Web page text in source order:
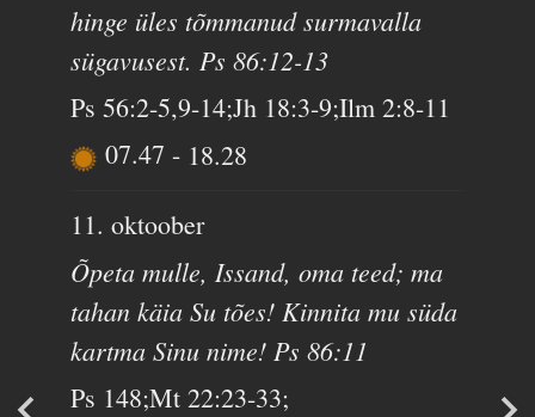
hinge üles tõmmanud surmavalla
sügavusest. Ps 86:12-13
Ps 56:2-5,9-14;Jh 18:3-9;Ilm 2:8-11
07.47 - 18.28
11. oktoober
Õpeta mulle, Issand, oma teed; ma
tahan käia Su tões! Kinnita mu süda
kartma Sinu nime! Ps 86:11
Ps 148;Mt 22:23-33;